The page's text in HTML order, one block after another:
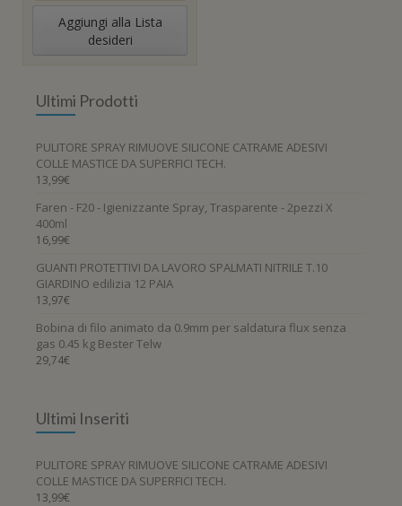
Aggiungi alla Lista
desideri
Ultimi Prodotti
PULITORE SPRAY RIMUOVE SILICONE CATRAME ADESIVI
COLLE MASTICE DA SUPERFICI TECH.
13,99€
Faren - F20 - Igienizzante Spray, Trasparente - 2pezzi X
400ml
16,99€
GUANTI PROTETTIVI DA LAVORO SPALMATI NITRILE T.10
GIARDINO edilizia 12 PAIA
13,97€
Bobina di filo animato da 0.9mm per saldatura flux senza
gas 0.45 kg Bester Telw
29,74€
Ultimi Inseriti
PULITORE SPRAY RIMUOVE SILICONE CATRAME ADESIVI
COLLE MASTICE DA SUPERFICI TECH.
13,99€